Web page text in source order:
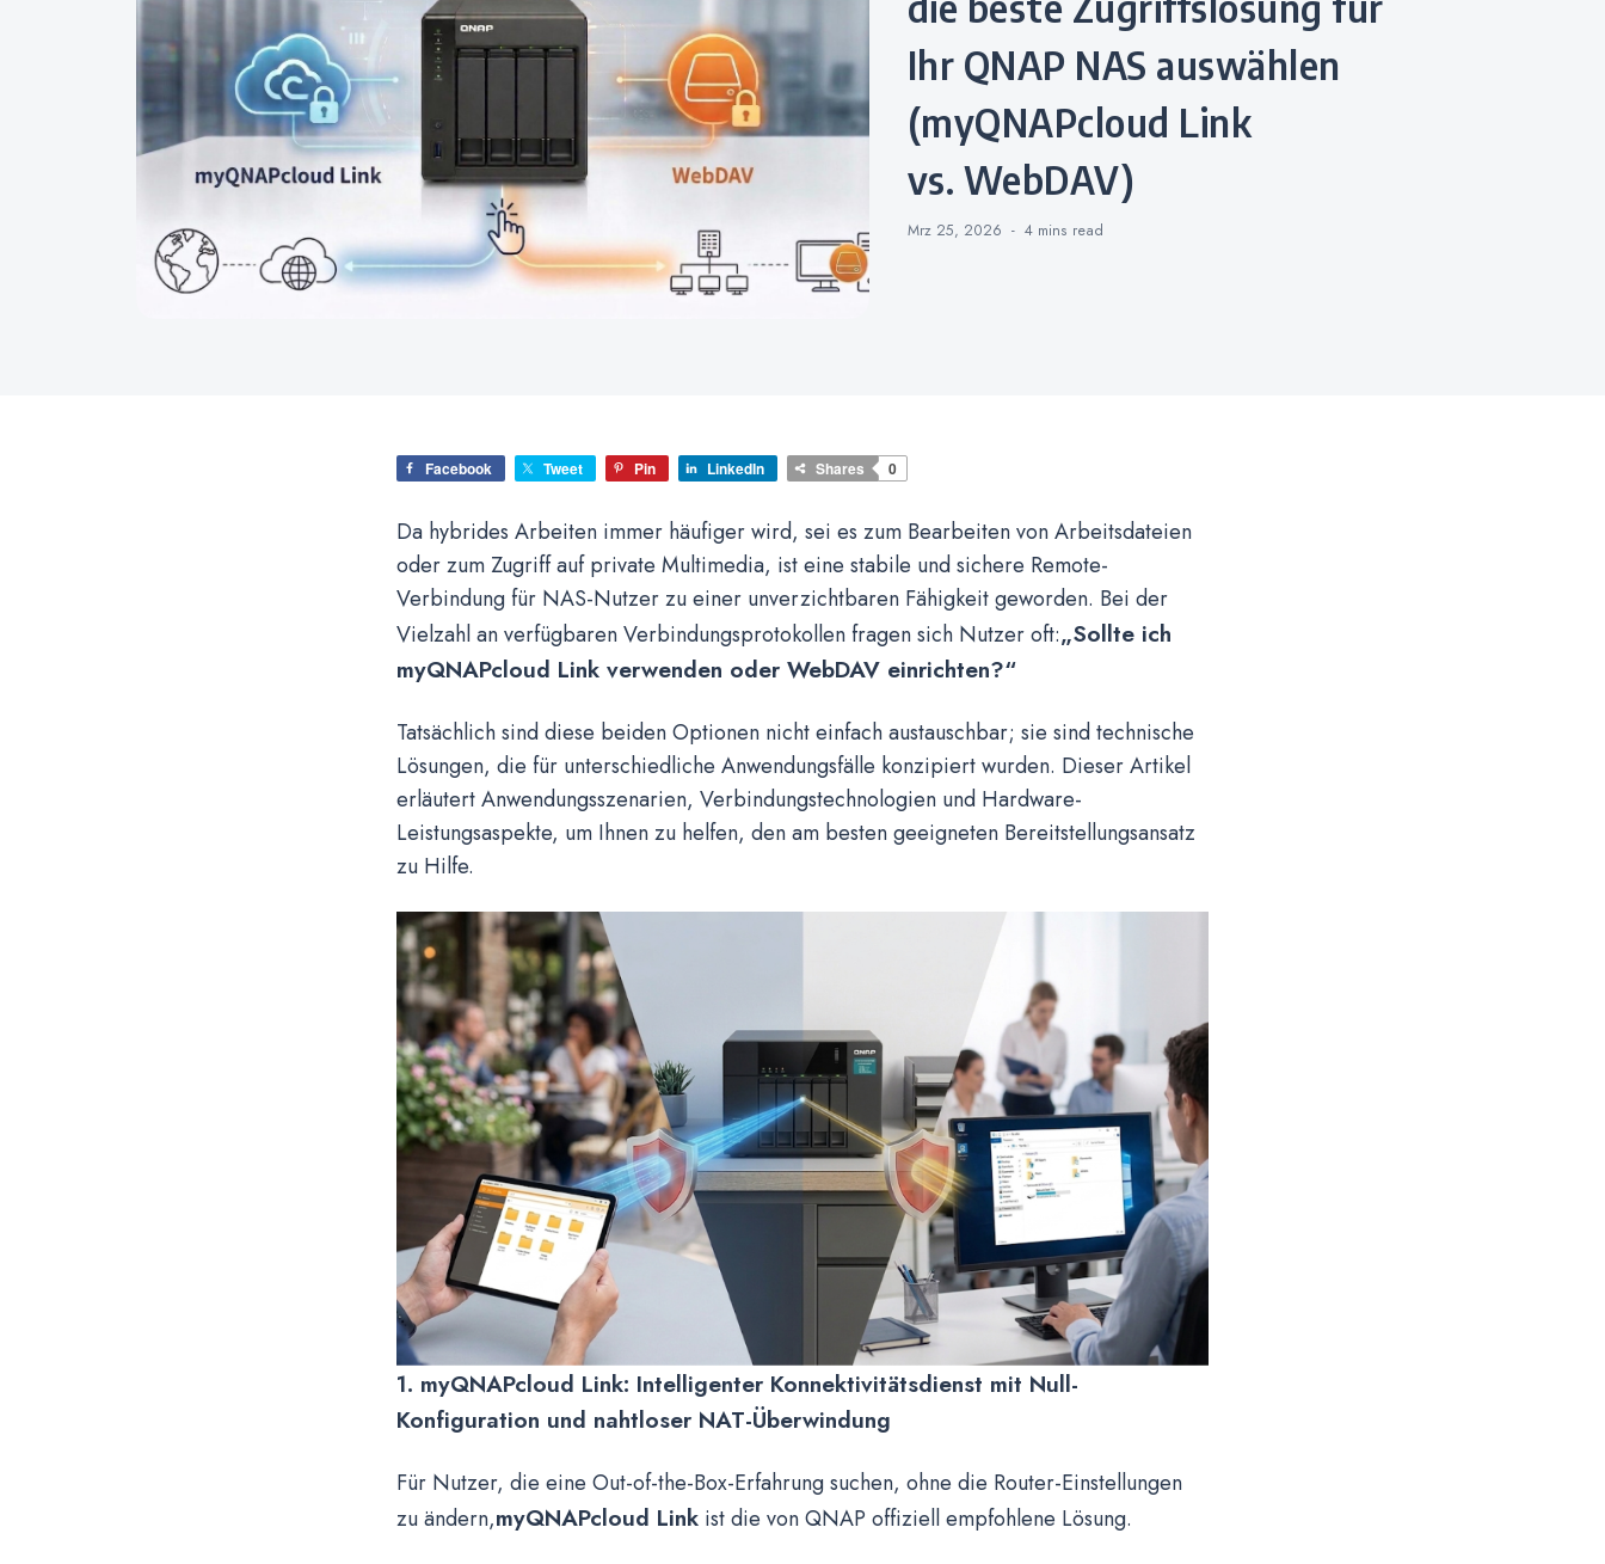
Ihr QNAP NAS auswählen
(myQNAPcloud Link
vs. WebDAV)
Mrz 25, 2026 4 mins read
Facebook Tweet Pin LinkedIn Shares 0
Da hybrides Arbeiten immer häufiger wird, sei es zum Bearbeiten von Arbeitsdateien
oder zum Zugriff auf private Multimedia, ist eine stabile und sichere Remote-
Verbindung für NAS-Nutzer zu einer unverzichtbaren Fähigkeit geworden. Bei der
Vielzahl an verfügbaren Verbindungsprotokollen fragen sich Nutzer oft:„Sollte ich
myQNAPcloud Link verwenden oder WebDAV einrichten?“
Tatsächlich sind diese beiden Optionen nicht einfach austauschbar; sie sind technische
Lösungen, die für unterschiedliche Anwendungsfälle konzipiert wurden. Dieser Artikel
erläutert Anwendungsszenarien, Verbindungstechnologien und Hardware-
Leistungsaspekte, um Ihnen zu helfen, den am besten geeigneten Bereitstellungsansatz
zu Hilfe.
1. myQNAPcloud Link: Intelligenter Konnektivitätsdienst mit Null-
Konfiguration und nahtloser NAT-Überwindung
Für Nutzer, die eine Out-of-the-Box-Erfahrung suchen, ohne die Router-Einstellungen
zu ändern,myQNAPcloud Link ist die von QNAP offiziell empfohlene Lösung.